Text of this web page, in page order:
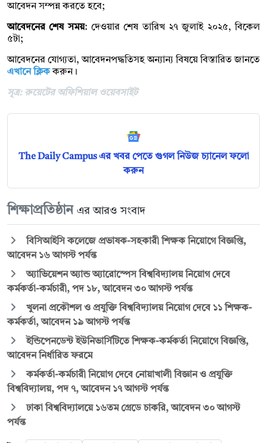
আবেদন সম্পন্ন করতে হবে;
আবেদনের শেষ সময়: দেওয়ার শেষ তারিখ ২৭ জুলাই ২০২৫, বিকেল
৫টা;
আবেদনের যোগ্যতা, আবেদনপদ্ধতিসহ অন্যান্য বিষয়ে বিস্তারিত জানতে
এখানে ক্লিককরুন।
সূত্র: রুয়েটের অফিশিয়াল ওয়েবসাইট
The Daily Campus এর খবর পেতে গুগল নিউজ চ্যানেল ফলো
করুন
শিক্ষাপ্রতিষ্ঠান এর আরও সংবাদ
বিসিআইসি কলেজে প্রভাষক-সহকারী শিক্ষক নিয়োগে বিজ্ঞপ্তি,
আবেদন ১৬ আগস্ট পর্যন্ত
অ্যাভিয়েশন অ্যান্ড অ্যারোস্পেস বিশ্ববিদ্যালয় নিয়োগ দেবে
কর্মকর্তা-কর্মচারী, পদ ১৮, আবেদন ৩০ আগস্ট পর্যন্ত
খুলনা প্রকৌশল ও প্রযুক্তি বিশ্ববিদ্যালয় নিয়োগ দেবে ১১ শিক্ষক-
কর্মকর্তা, আবেদন ১৯ আগস্ট পর্যন্ত
ইন্ডিপেনডেন্ট ইউনিভার্সিটিতে শিক্ষক-কর্মকর্তা নিয়োগে বিজ্ঞপ্তি,
আবেদন নির্ধারিত ফরমে
কর্মকর্তা-কর্মচারী নিয়োগ দেবে নোয়াখালী বিজ্ঞান ও প্রযুক্তি
বিশ্ববিদ্যালয়, পদ ৭, আবেদন ১৭ আগস্ট পর্যন্ত
ঢাকা বিশ্ববিদ্যালয়ে ১৬তম গ্রেডে চাকরি, আবেদন ৩০ আগস্ট
পর্যন্ত